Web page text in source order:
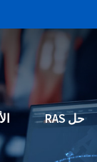
حل RAS